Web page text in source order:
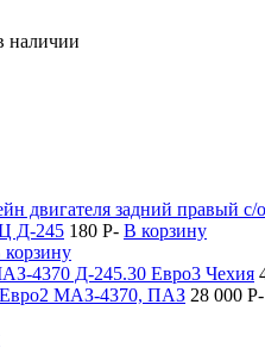
наличии
двигателя задний правый
Д-245 180 P- В корзину
4370 Д-245.30 Евро3 Чехия
Евро2 МАЗ-4370, ПАЗ 28 000 P-